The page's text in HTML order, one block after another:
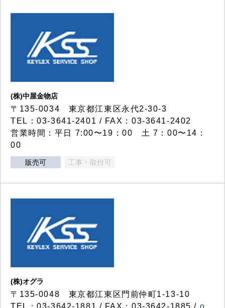
(株)中屋金物店
〒135-0034 東京都江東区永代2-30-3
TEL：03-3641-2401 / FAX：03-3641-2402
営業時間：平日 7:00〜19：00 土 7：00〜14：
00
販売可 工事・取付可
(株)オグラ
〒135-0048 東京都江東区門前仲町1-13-10
TEL：03-3642-1881 / FAX：03-3642-1885 / o